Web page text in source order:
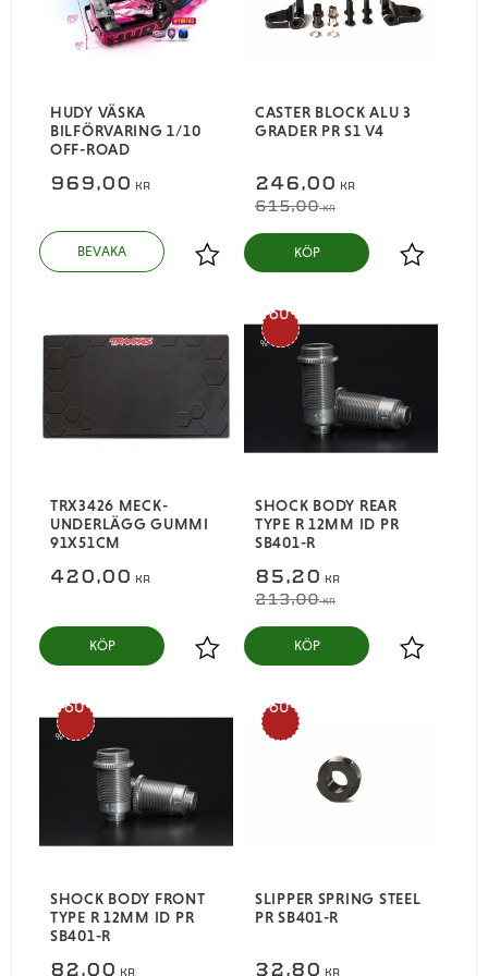
HUDY VÄSKA
BILFÖRVARING 1/10
OFF-ROAD
969,00 KR
Lägg till i favoriter
CASTER BLOCK ALU 3
GRADER PR S1 V4
246,00 KR
615,00KR
Lägg till i
KÖP
TRX3426 MECK-
UNDERLÄGG GUMMI
91X51CM
420,00 KR
Lägg till i favoriter
KÖP
SHOCK BODY REAR
TYPE R 12MM ID PR
SB401-R
85,20 KR
213,00KR
60
%
Lägg till i
KÖP
SHOCK BODY FRONT
TYPE R 12MM ID PR
SB401-R
82,00 KR
60
%
SLIPPER SPRING STEEL
PR SB401-R
32,80 KR
60
%